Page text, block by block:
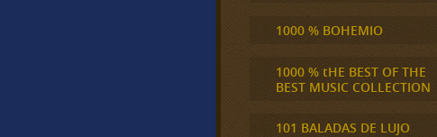
1000 % BOHEMIO
1000 % tHE BEST OF THE
BEST MUSIC COLLECTION
101 BALADAS DE LUJO